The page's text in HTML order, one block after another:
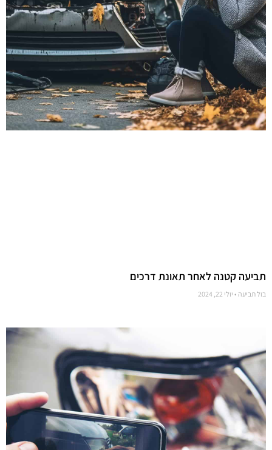
תביעה קטנה לאחר תאונת דרכים
בול תביעה יולי 22, 2024